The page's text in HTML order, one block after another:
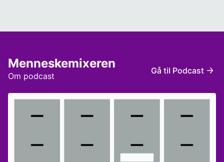
sommerfugl i haven, eller kan man møde den online på
Matthew Fey.
Om podcast
Menneskemixeren Gå til Podcast